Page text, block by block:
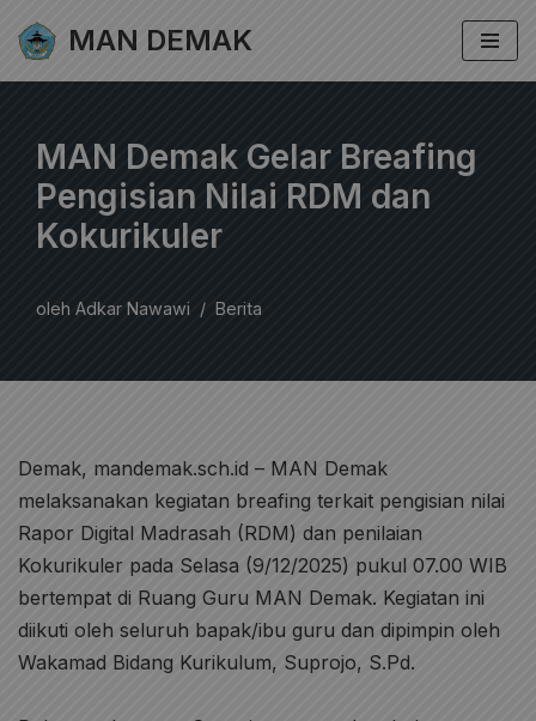
Lompat
MAN DEMAK
MAN Demak Gelar Breafing
Pengisian Nilai RDM dan
Kokurikuler
oleh Adkar Nawawi Berita
Demak, mandemak.sch.id – MAN Demak
melaksanakan kegiatan breafing terkait pengisian nilai
Rapor Digital Madrasah (RDM) dan penilaian
Kokurikuler pada Selasa (9/12/2025) pukul 07.00 WIB
bertempat di Ruang Guru MAN Demak. Kegiatan ini
diikuti oleh seluruh bapak/ibu guru dan dipimpin oleh
Wakamad Bidang Kurikulum, Suprojo, S.Pd.